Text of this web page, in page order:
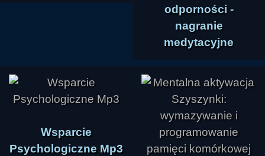
odporności -
nagranie
medytacyjne
Wsparcie
Psychologiczne Mp3